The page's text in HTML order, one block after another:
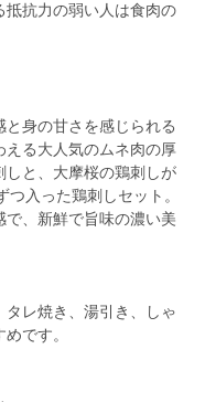
抗力の弱い人は食肉の
身の甘さを感じられる
る大人気のムネ肉の厚
と、大摩桜の鶏刺しが
入った鶏刺しセット。
、新鮮で旨味の濃い美
レ焼き、湯引き、しゃ
です。